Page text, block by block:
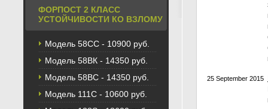
ФОРПОСТ 2 КЛАСС
УСТОЙЧИВОСТИ КО ВЗЛОМУ
Модель 58CС - 10900 руб.
Модель 58BК - 14350 руб.
Модель 58ВС - 14350 руб.
Модель 111С - 10600 руб.
25 September 2015